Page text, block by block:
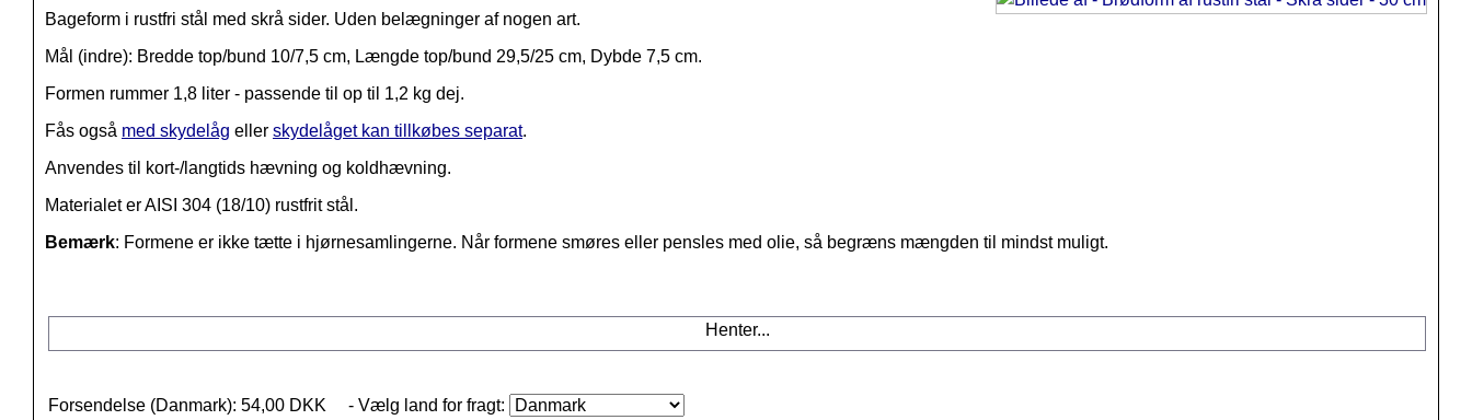
Bageform i rustfri stål med skrå sider. Uden belægninger af nogen art.
Mål (indre): Bredde top/bund 10/7,5 cm, Længde top/bund 29,5/25 cm, Dybde 7,5 cm.
Formen rummer 1,8 liter - passende til op til 1,2 kg dej.
Fås også med skydelåg eller skydelåget kan tillkøbes separat.
Anvendes til kort-/langtids hævning og koldhævning.
Materialet er AISI 304 (18/10) rustfrit stål.
Bemærk: Formene er ikke tætte i hjørnesamlingerne. Når formene smøres eller pensles med olie, så begræns mængden til mindst muligt.
Henter...
Forsendelse (Danmark): 54,00 DKK
- Vælg land for fragt: